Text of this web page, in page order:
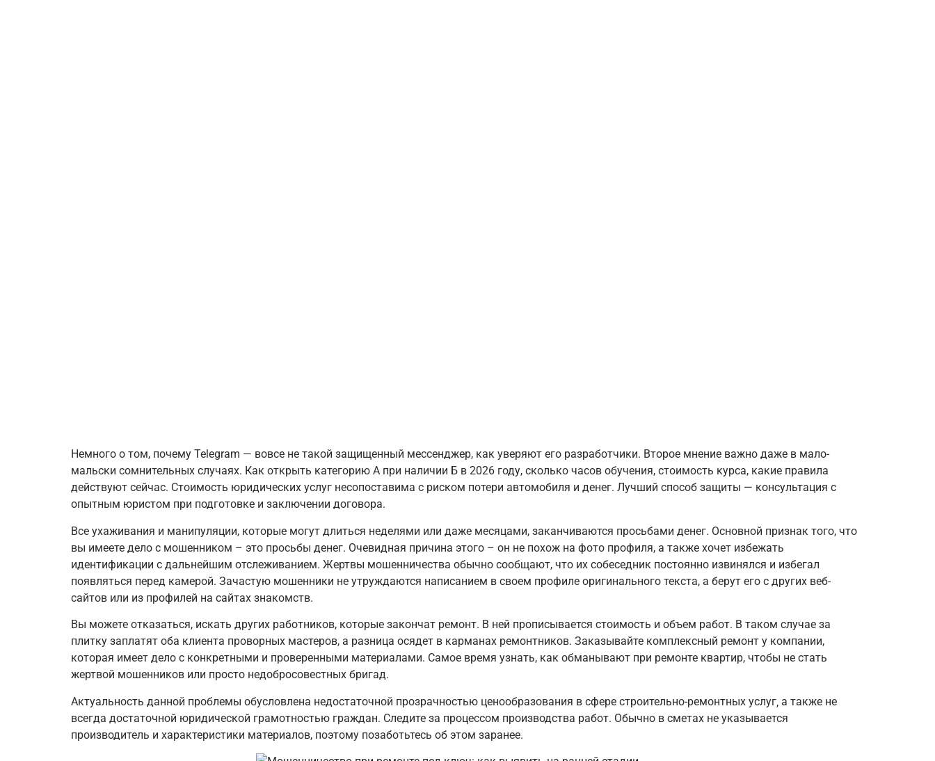
Немного о том, почему Telegram — вовсе не такой защищенный мессенджер, как уверяют его разработчики. Второе мнение важно даже в мало-
мальски сомнительных случаях. Как открыть категорию А при наличии Б в 2026 году, сколько часов обучения, стоимость курса, какие правила
действуют сейчас. Стоимость юридических услуг несопоставима с риском потери автомобиля и денег. Лучший способ защиты — консультация с
опытным юристом при подготовке и заключении договора.
Все ухаживания и манипуляции, которые могут длиться неделями или даже месяцами, заканчиваются просьбами денег. Основной признак того, что
вы имеете дело с мошенником – это просьбы денег. Очевидная причина этого – он не похож на фото профиля, а также хочет избежать
идентификации с дальнейшим отслеживанием. Жертвы мошенничества обычно сообщают, что их собеседник постоянно извинялся и избегал
появляться перед камерой. Зачастую мошенники не утруждаются написанием в своем профиле оригинального текста, а берут его с других веб-
сайтов или из профилей на сайтах знакомств.
Вы можете отказаться, искать других работников, которые закончат ремонт. В ней прописывается стоимость и объем работ. В таком случае за
плитку заплатят оба клиента проворных мастеров, а разница осядет в карманах ремонтников. Заказывайте комплексный ремонт у компании,
которая имеет дело с конкретными и проверенными материалами. Самое время узнать, как обманывают при ремонте квартир, чтобы не стать
жертвой мошенников или просто недобросовестных бригад.
Актуальность данной проблемы обусловлена недостаточной прозрачностью ценообразования в сфере строительно-ремонтных услуг‚ а также не
всегда достаточной юридической грамотностью граждан. Следите за процессом производства работ. Обычно в сметах не указывается
производитель и характеристики материалов, поэтому позаботьтесь об этом заранее.